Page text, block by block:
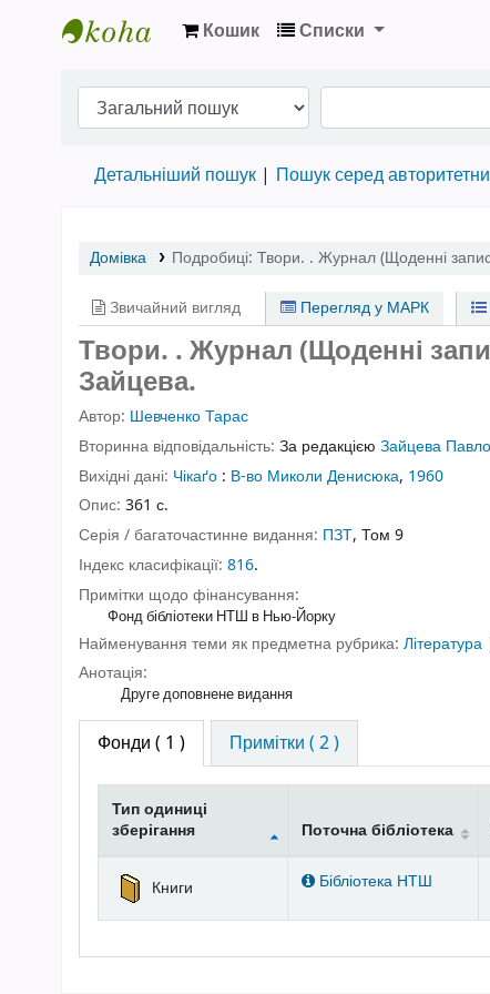
Кошик Списки
Детальніший пошук Пошук серед
Домівка Подробиці: Твори. . Журнал (Щоденні
Звичайний вигляд Перегляд у МАРК
Твори. . Журнал (Щоденні
Зайцева.
Автор: Шевченко Тарас
Вторинна відповідальність: За редакцією Зайцева Павло
Вихідні дані: Чікаґо : В-во Миколи Денисюка, 1960
Опис: 361 с.
Серія / багаточастинне видання: ПЗТ, Том 9
Індекс класифікації: 816.
Примітки щодо фінансування:
Фонд бібліотеки НТШ в Нью-Йорку
Найменування теми як предметна рубрика: Література
Анотація:
Друге доповнене видання
Фонди ( 1 ) Примітки ( 2 )
Фонди
Тип одиниці
зберігання
Поточна бібліотека
Книги Бібліотека НТШ